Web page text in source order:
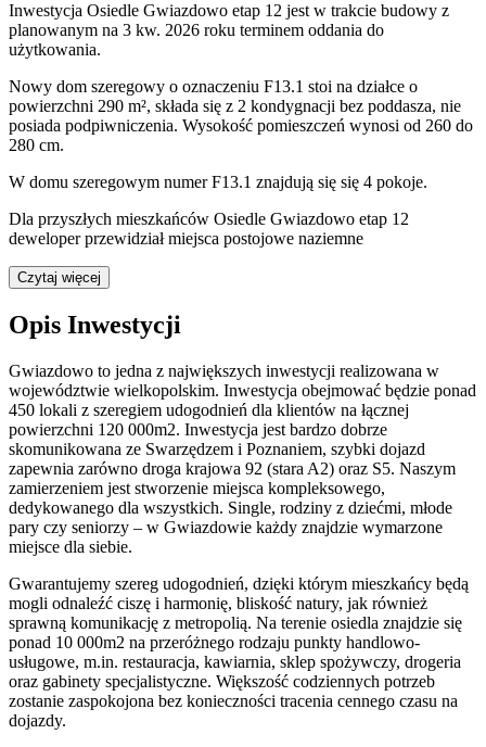
Inwestycja Osiedle Gwiazdowo etap 12 jest w trakcie budowy z
planowanym na 3 kw. 2026 roku terminem oddania do
użytkowania.
Nowy dom szeregowy o oznaczeniu F13.1 stoi na działce o
powierzchni 290 m², składa się z 2 kondygnacji bez poddasza, nie
posiada podpiwniczenia. Wysokość pomieszczeń wynosi od 260 do
280 cm.
W domu szeregowym numerF13.1 znajdują się się 4 pokoje.
Dla przyszłych mieszkańców Osiedle Gwiazdowo etap 12
deweloper przewidziałmiejsca postojowe naziemne
Czytaj więcej
Opis Inwestycji
Gwiazdowo to jedna z największych inwestycji realizowana w
województwie wielkopolskim. Inwestycja obejmować będzie ponad
450 lokali z szeregiem udogodnień dla klientów na łącznej
powierzchni 120 000m2. Inwestycja jest bardzo dobrze
skomunikowana ze Swarzędzem i Poznaniem, szybki dojazd
zapewnia zarówno droga krajowa 92 (stara A2) oraz S5. Naszym
zamierzeniem jest stworzenie miejsca kompleksowego,
dedykowanego dla wszystkich. Single, rodziny z dziećmi, młode
pary czy seniorzy – w Gwiazdowie każdy znajdzie wymarzone
miejsce dla siebie.
Gwarantujemy szereg udogodnień, dzięki którym mieszkańcy będą
mogli odnaleźć ciszę i harmonię, bliskość natury, jak również
sprawną komunikację z metropolią. Na terenie osiedla znajdzie się
ponad 10 000m2 na przeróżnego rodzaju punkty handlowo-
usługowe, m.in. restauracja, kawiarnia, sklep spożywczy, drogeria
oraz gabinety specjalistyczne. Większość codziennych potrzeb
zostanie zaspokojona bez konieczności tracenia cennego czasu na
dojazdy.